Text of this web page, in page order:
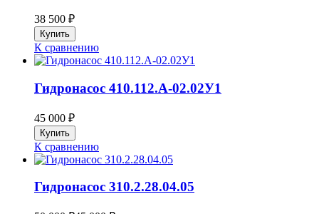
38 500 ₽
К сравнению
Гидронасос 410.112.А-02.02У1
45 000 ₽
К сравнению
Гидронасос 310.2.28.04.05